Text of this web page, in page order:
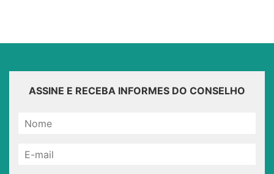
ASSINE E RECEBA INFORMES DO CONSELHO